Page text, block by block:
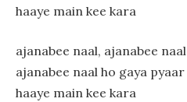
haaye main kee kara
ajanabee naal, ajanabee naal
ajanabee naal ho gaya pyaar
haaye main kee kara